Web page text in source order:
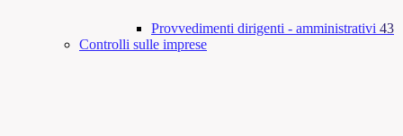
Provvedimenti dirigenti - amministrativi 43
Controlli sulle imprese